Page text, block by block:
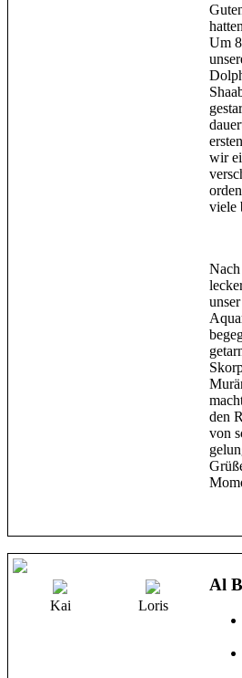
Um
wir
viele
Nach
den
von
Kai Loris
Al